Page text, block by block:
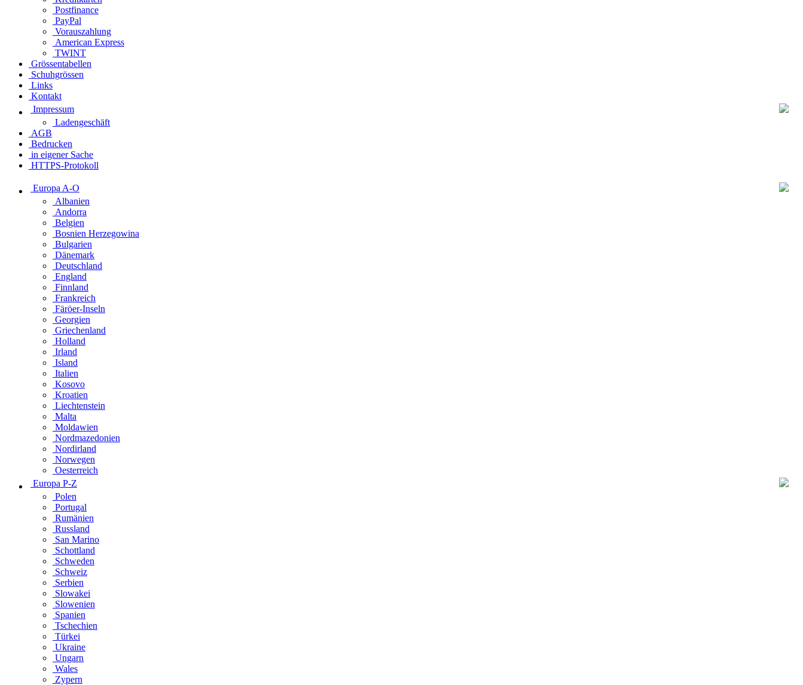
Postfinance
PayPal
Vorauszahlung
American Express
TWINT
Grössentabellen
Schuhgrössen
Links
Kontakt
Impressum
Ladengeschäft
AGB
Bedrucken
in eigener Sache
HTTPS-Protokoll
Europa A-O
Albanien
Andorra
Belgien
Bosnien Herzegowina
Bulgarien
Dänemark
Deutschland
England
Finnland
Frankreich
Färöer-Inseln
Georgien
Griechenland
Holland
Irland
Island
Italien
Kosovo
Kroatien
Liechtenstein
Malta
Moldawien
Nordmazedonien
Nordirland
Norwegen
Oesterreich
Europa P-Z
Polen
Portugal
Rumänien
Russland
San Marino
Schottland
Schweden
Schweiz
Serbien
Slowakei
Slowenien
Spanien
Tschechien
Türkei
Ukraine
Ungarn
Wales
Zypern